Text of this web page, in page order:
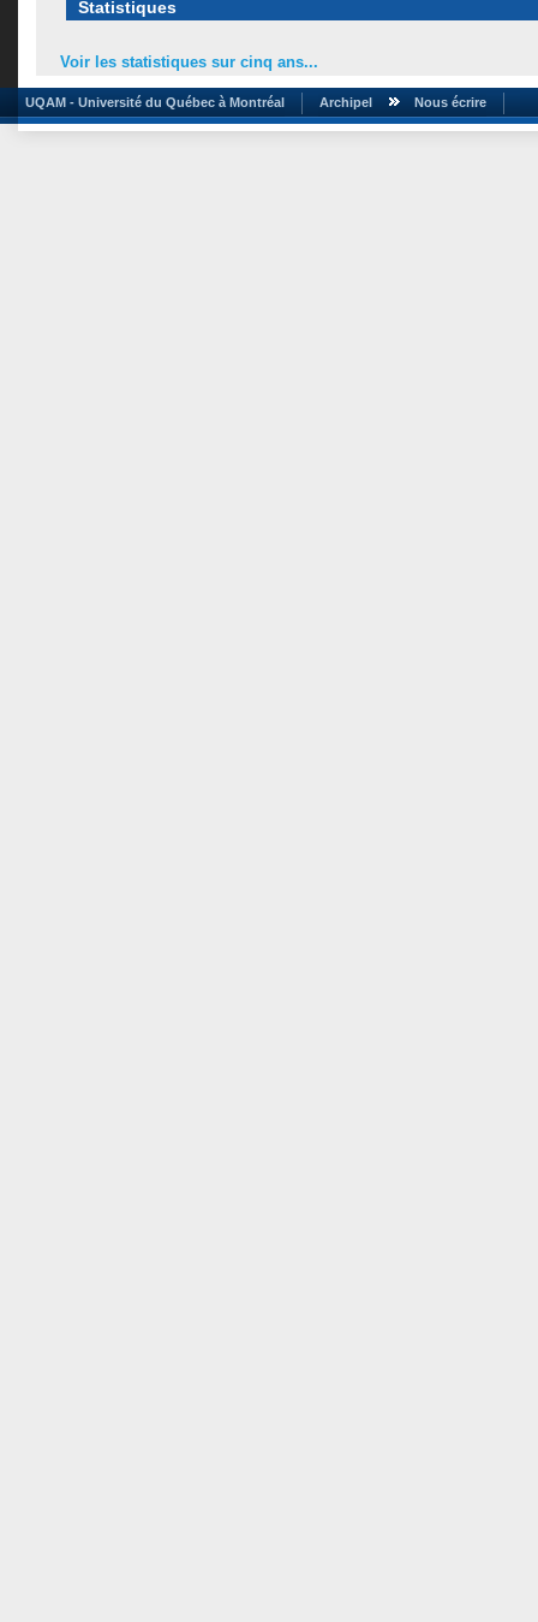
Statistiques
Voir les statistiques sur cinq ans...
UQAM - Université du Québec à Montréal Archipel Nous écrire